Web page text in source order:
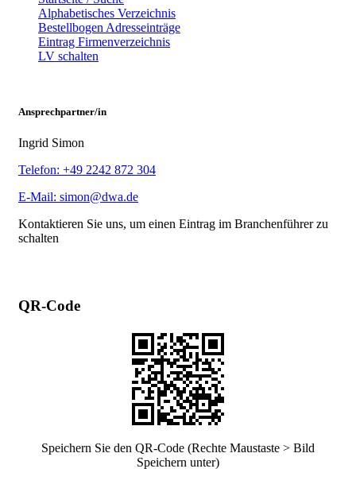
Alphabetisches Verzeichnis
Bestellbogen Adresseinträge
Eintrag Firmenverzeichnis
LV schalten
Ansprechpartner/in
Ingrid Simon
Telefon: +49 2242 872 304
E-Mail: simon@dwa.de
Kontaktieren Sie uns, um einen Eintrag im Branchenführer zu
schalten
QR-Code
Speichern Sie den QR-Code (Rechte Maustaste > Bild
Speichern unter)